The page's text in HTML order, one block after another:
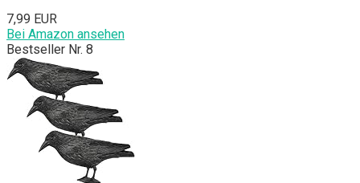
7,99 EUR
Bei Amazon ansehen
Bestseller Nr. 8